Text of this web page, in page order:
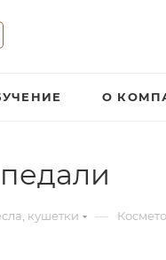
О
кушетки —